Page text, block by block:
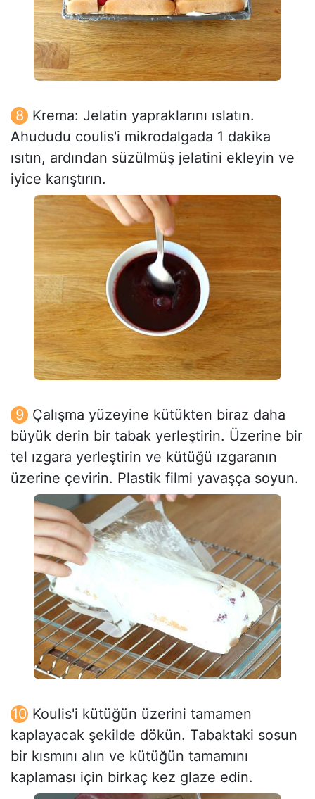
Krema: Jelatin yapraklarını ıslatın.
Ahududu coulis'i mikrodalgada 1 dakika
ısıtın, ardından süzülmüş jelatini ekleyin ve
iyice karıştırın.
Çalışma yüzeyine kütükten biraz daha
büyük derin bir tabak yerleştirin. Üzerine bir
tel ızgara yerleştirin ve kütüğü ızgaranın
üzerine çevirin. Plastik filmi yavaşça soyun.
Koulis'i kütüğün üzerini tamamen
kaplayacak şekilde dökün. Tabaktaki sosun
bir kısmını alın ve kütüğün tamamını
kaplaması için birkaç kez glaze edin.